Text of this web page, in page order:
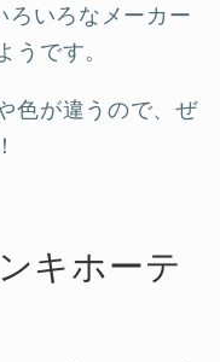
ろいろなメーカー
うです。
色が違うので、ぜ
キホーテ